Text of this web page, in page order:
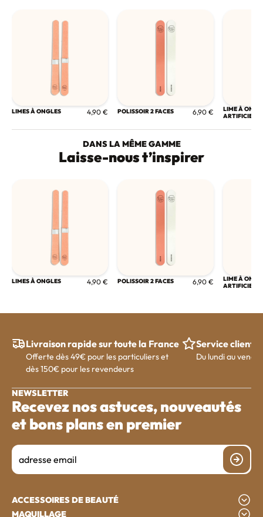
LIMES À ONGLES 4,90 € POLISSOIR 2 FACES 6,90 €
LIME À
ARTIFICIELS
DANS LA MÊME GAMME
Laisse-nous t’inspirer
LIMES À ONGLES 4,90 € POLISSOIR 2 FACES 6,90 €
LIME À
ARTIFICIELS
Livraison rapide sur toute la France
Offerte dès 49€ pour les particuliers et
dès 150€ pour les revendeurs
Service client
Du lundi au
NEWSLETTER
Recevez nos astuces, nouveautés
et bons plans en premier
Email
Je
ACCESSOIRES DE BEAUTÉ
MAQUILLAGE